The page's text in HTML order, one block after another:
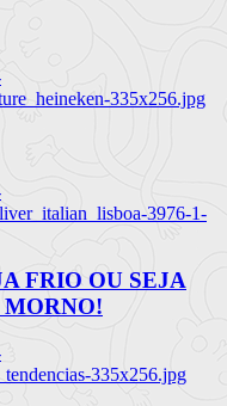
335x256.jpg
3976-1-
FRIO OU SEJA
335x256.jpg